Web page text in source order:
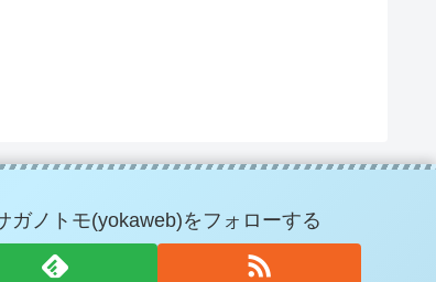
ガノトモ(yokaweb)をフォローする